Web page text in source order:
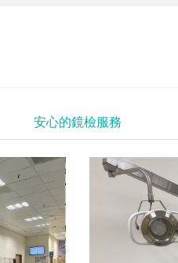
安心的鏡檢服務